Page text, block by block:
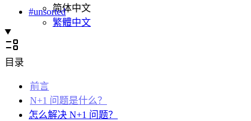
简体中文
繁體中文
#unsorted
目录
前言
N+1 问题是什么？
怎么解决 N+1 问题？